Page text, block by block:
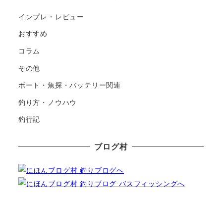
インプレ・レビュー
おすすめ
コラム
その他
ボート・魚探・バッテリー関連
釣り方・ノウハウ
釣行記
ブログ村